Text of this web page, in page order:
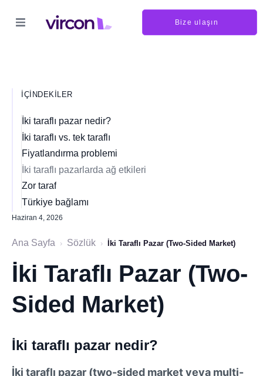
Bize ulaşın
İÇINDEKILER
İki taraflı pazar nedir?
İki taraflı vs. tek taraflı
Fiyatlandırma problemi
İki taraflı pazarlarda ağ etkileri
Zor taraf
Türkiye bağlamı
Haziran 4, 2026
Ana Sayfa › Sözlük › İki Taraflı Pazar (Two-Sided Market)
İki Taraflı Pazar (Two-
Sided Market)
İki taraflı pazar nedir?
İki taraflı pazar (two-sided market veya multi-